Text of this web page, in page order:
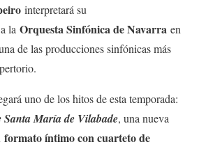
interpretará su
la Orquesta Sinfónica de Navarra en
de las producciones sinfónicas más
uno de los hitos de esta temporada:
Santa María de Vilabade, una nueva
formato íntimo con cuarteto de